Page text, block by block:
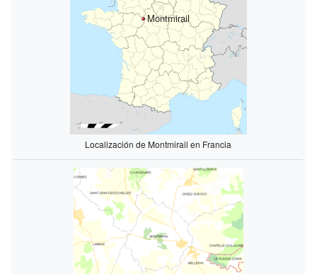
Montmirail
Localización de Montmirail en Francia